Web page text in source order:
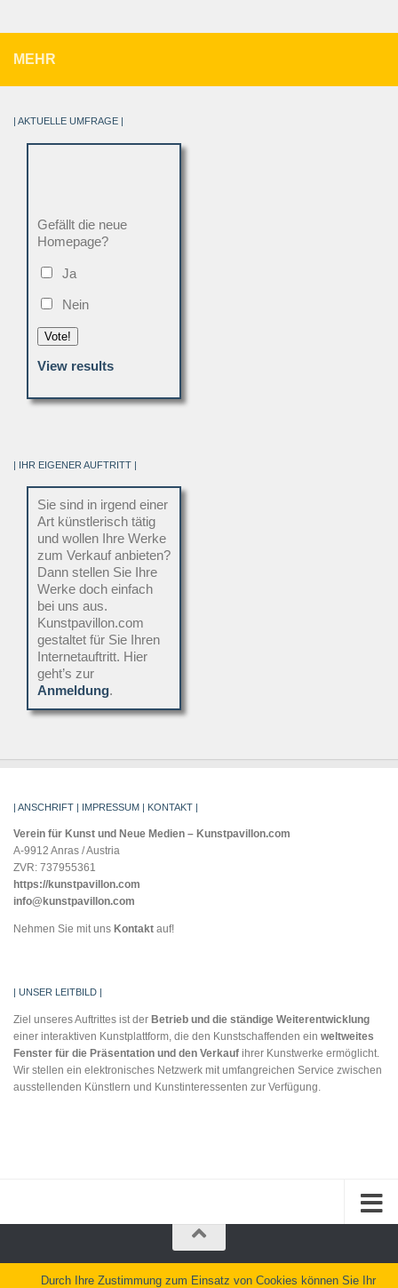
MEHR
| AKTUELLE UMFRAGE |
Gefällt die neue
Homepage?
Ja
Nein
Vote!
View results
| IHR EIGENER AUFTRITT |
Sie sind in irgend einer
Art künstlerisch tätig
und wollen Ihre Werke
zum Verkauf anbieten?
Dann stellen Sie Ihre
Werke doch einfach
bei uns aus.
Kunstpavillon.com
gestaltet für Sie Ihren
Internetauftritt. Hier
geht’s zur
Anmeldung.
| ANSCHRIFT | IMPRESSUM | KONTAKT |
Verein für Kunst und Neue Medien – Kunstpavillon.com
A-9912 Anras / Austria
ZVR: 737955361
https://kunstpavillon.com
info@kunstpavillon.com
Nehmen Sie mit uns Kontakt auf!
| UNSER LEITBILD |
Ziel unseres Auftrittes ist der Betrieb und die ständige Weiterentwicklung
einer interaktiven Kunstplattform, die den Kunstschaffenden ein weltweites
Fenster für die Präsentation und den Verkauf ihrer Kunstwerke ermöglicht.
Wir stellen ein elektronisches Netzwerk mit umfangreichen Service zwischen
ausstellenden Künstlern und Kunstinteressenten zur Verfügung.
Kunstpavillon.com © 2026. Alle Rechte vorbehalten.
Durch Ihre Zustimmung zum Einsatz von Cookies können Sie Ihr